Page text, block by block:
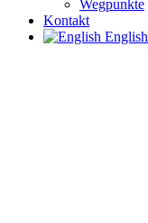
Wegpunkte
Kontakt
English